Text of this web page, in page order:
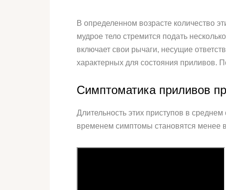
В определенном возрасте количество
мудрое тело стремится подать
включает свои рычаги, несущие
характерных для состояния приливов.
Симптоматика приливов
Длительность этих приступов в
временем симптомы становятся менее